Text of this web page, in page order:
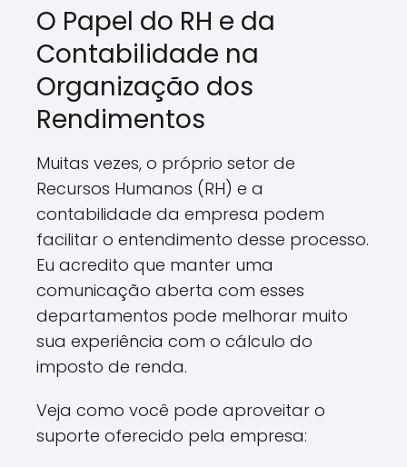
O Papel do RH e da
Contabilidade na
Organização dos
Rendimentos
Muitas vezes, o próprio setor de
Recursos Humanos (RH) e a
contabilidade da empresa podem
facilitar o entendimento desse processo.
Eu acredito que manter uma
comunicação aberta com esses
departamentos pode melhorar muito
sua experiência com o cálculo do
imposto de renda.
Veja como você pode aproveitar o
suporte oferecido pela empresa: